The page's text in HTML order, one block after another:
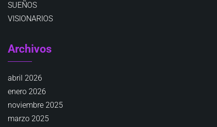
SUEÑOS
VISIONARIOS
Archivos
abril 2026
enero 2026
noviembre 2025
marzo 2025